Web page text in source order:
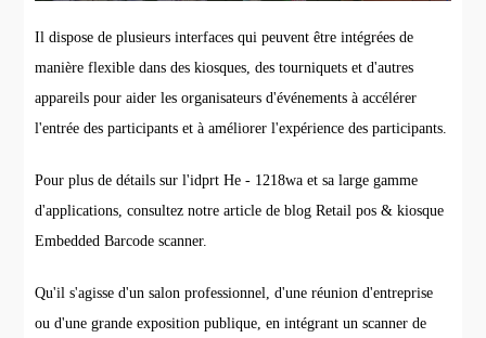
Il dispose de plusieurs interfaces qui peuvent être intégrées de
manière flexible dans des kiosques, des tourniquets et d'autres
appareils pour aider les organisateurs d'événements à accélérer
l'entrée des participants et à améliorer l'expérience des participants.
Pour plus de détails sur l'idprt He - 1218wa et sa large gamme
d'applications, consultez notre article de blog Retail pos & kiosque
Embedded Barcode scanner.
Qu'il s'agisse d'un salon professionnel, d'une réunion d'entreprise
ou d'une grande exposition publique, en intégrant un scanner de